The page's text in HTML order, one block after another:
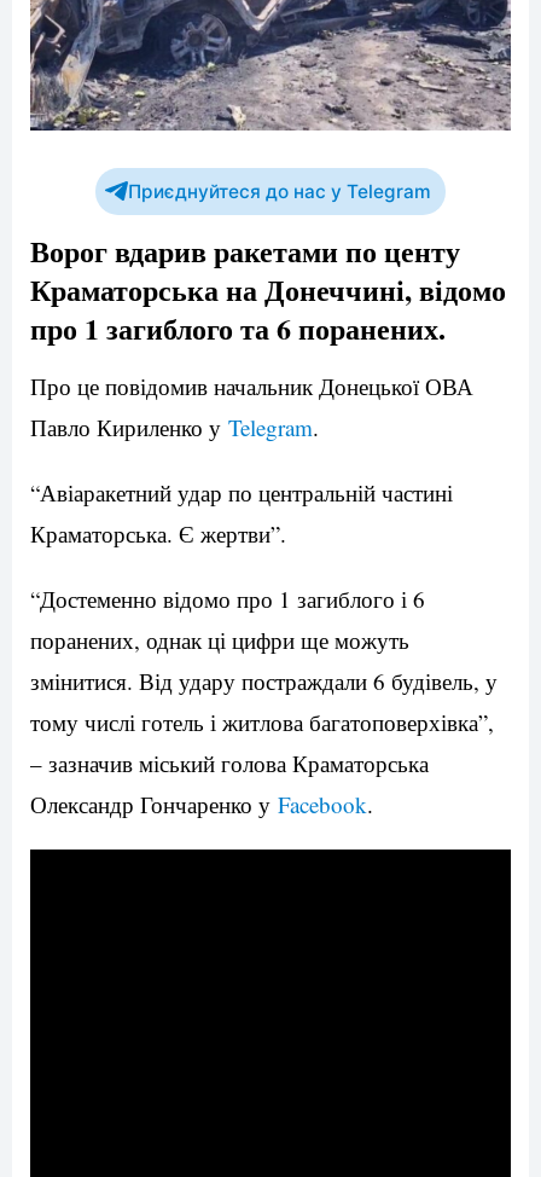
Приєднуйтеся до нас у Telegram
Ворог вдарив ракетами по центу
Краматорська на Донеччині, відомо
про 1 загиблого та 6 поранених.
Про це повідомив начальник Донецької ОВА
Павло Кириленко у Telegram.
“Авіаракетний удар по центральній частині
Краматорська. Є жертви”.
“Достеменно відомо про 1 загиблого і 6
поранених, однак ці цифри ще можуть
змінитися. Від удару постраждали 6 будівель, у
тому числі готель і житлова багатоповерхівка”,
– зазначив міський голова Краматорська
Олександр Гончаренко у Facebook.